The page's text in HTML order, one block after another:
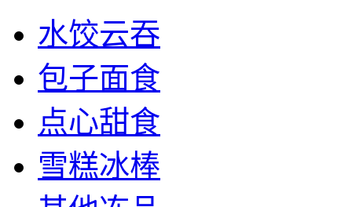
水饺云吞
包子面食
点心甜食
雪糕冰棒